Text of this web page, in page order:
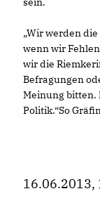
Wir werden die
wenn wir
wir die
Befragungen
Meinung bitten.
Politik.“So
16.06.2013,